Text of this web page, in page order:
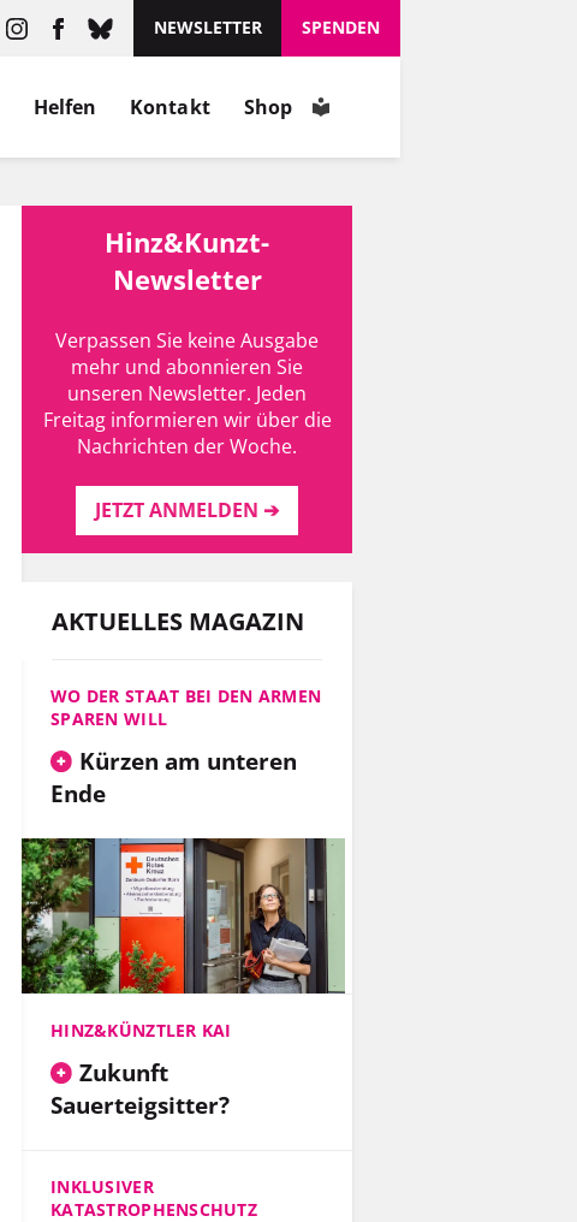
NEWSLETTER SPENDEN
Helfen Kontakt Shop
Hinz&Kunzt-
Newsletter
Verpassen Sie keine Ausgabe
mehr und abonnieren Sie
unseren Newsletter. Jeden
Freitag informieren wir über die
Nachrichten der Woche.
JETZT ANMELDEN ➔
AKTUELLES MAGAZIN
WO DER STAAT BEI DEN ARMEN
SPAREN WILL
Kürzen am unteren
Ende
HINZ&KÜNZTLER KAI
Zukunft
Sauerteigsitter?
INKLUSIVER
KATASTROPHENSCHUTZ